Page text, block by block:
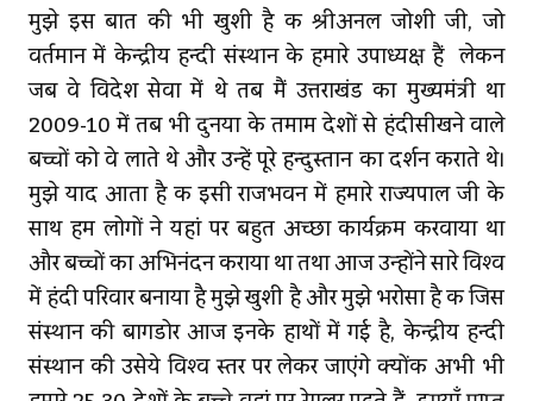
मुझे इस बात की भी खुशी है कि श्रीअनिल जोशी जी, जो
वर्तमान में केन्द्रीय हिन्दी संस्थान के हमारे उपाध्यक्ष हैं लेकिन
जब वे विदेश सेवा में थे तब मैं उत्तराखंड का मुख्यमंत्री था
2009-10 में तब भी दुनिया के तमाम देशों से हिंदीसीखने वाले
बच्चों को वे लाते थे और उन्‍हें पूरे हिन्दुस्तान का दर्शन कराते थे।
मुझे याद आता है कि इसी राजभवन में हमारे राज्यपाल जी के
साथ हम लोगों ने यहां पर बहुत अच्छा कार्यक्रम करवाया था
और बच्चों का अभिनंदन कराया था तथा आज उन्होंने सारे विश्‍व
में हिंदी परिवार बनाया है मुझे खुशी है और मुझे भरोसा है कि जिस
संस्थान की बागडोर आज इनके हाथों में गई है, केन्द्रीय हिन्दी
संस्थान की उसेये विश्‍व स्‍तर पर लेकर जाएंगे क्योंकि अभी भी